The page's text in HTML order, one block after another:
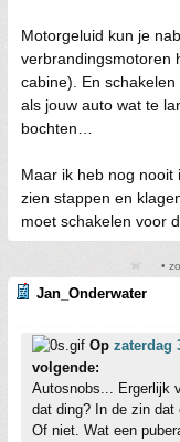
Motorgeluid kun je
verbrandingsmotoren
cabine). En
als jouw auto wat te
bochten…
Maar ik heb nog nooit
zien stappen en
moet schakelen voor
•
Jan_Onderwater
Op zaterdag
volgende:
Autosnobs... Ergerlijk
dat ding? In de zin
Of niet. Wat een